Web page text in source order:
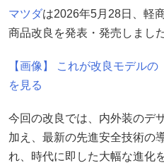
マツダは2026年5月28日、軽
商品改良を発表・発売しました
【画像】 これが改良モデル
を見る
今回の改良では、内外装のデ
加え、最新の先進安全技術の
れ、時代に即した大幅な進化